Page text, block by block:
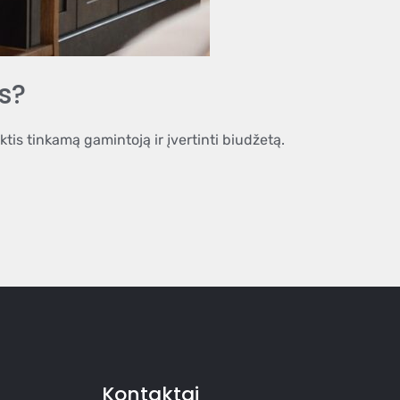
tinkamą gamintoją ir įvertinti biudžetą.
Kontaktai